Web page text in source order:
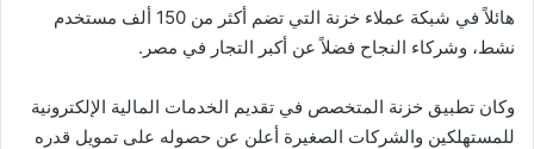
هائلاً في شبكة عملاء خزنة التي تضم أكثر من 150 ألف مستخدم
نشط، وشركاء النجاح فضلاً عن أكبر التجار في مصر.
وكان تطبيق خزنة المتخصص في تقديم الخدمات المالية الإلكترونية
للمستهلكين والشركات الصغيرة أعلن عن حصوله على تمويل قدره